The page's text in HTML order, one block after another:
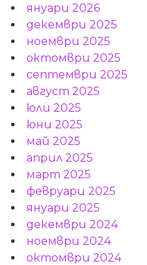
януари 2026
декември 2025
ноември 2025
октомври 2025
септември 2025
август 2025
юли 2025
юни 2025
май 2025
април 2025
март 2025
февруари 2025
януари 2025
декември 2024
ноември 2024
октомври 2024